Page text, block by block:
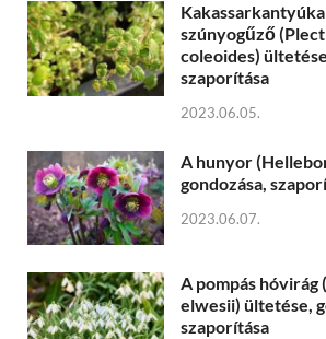
szúnyogűző
coleoides)
szaporítása
2023.06.05.
A hunyor
gondozása,
2023.06.07.
A pompás hóvirág
elwesii) ültetése,
szaporítása